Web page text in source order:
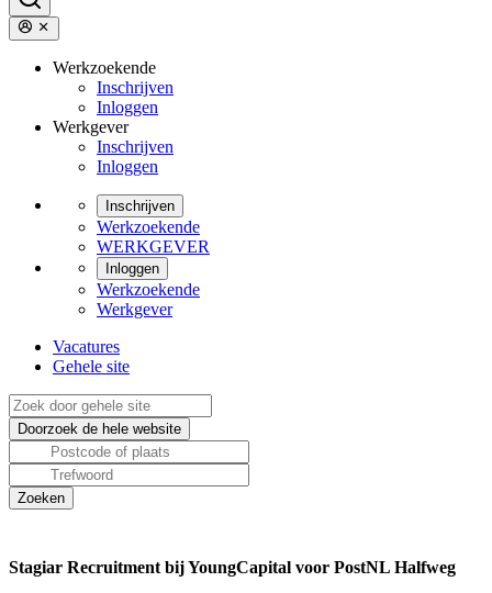
Werkzoekende
Inschrijven
Inloggen
Werkgever
Inschrijven
Inloggen
Inschrijven
Werkzoekende
WERKGEVER
Inloggen
Werkzoekende
Werkgever
Vacatures
Gehele site
Stagiar Recruitment bij YoungCapital voor PostNL Halfweg